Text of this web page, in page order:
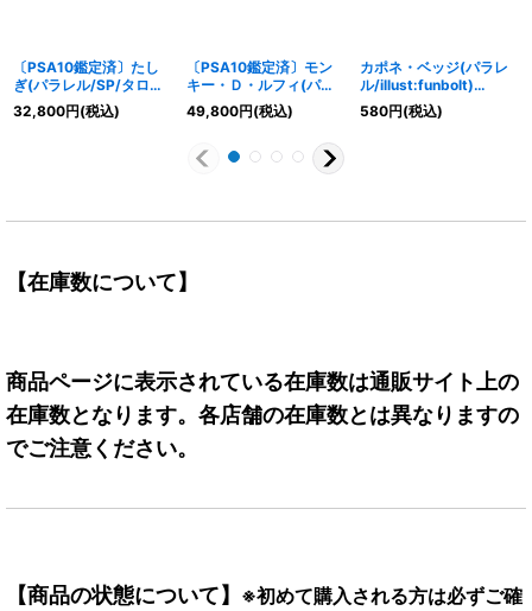
〔PSA10鑑定済〕たし
ぎ(パラレル/SP/タロッ
ト柄)【SP】{EB03-
018}
32,800円(税込)
〔PSA10鑑定済〕モン
キー・Ｄ・ルフィ(パラ
レル/白黒版)【L/P】
{ST29-001}
49,800円(税込)
カポネ・ベッジ(パラレ
ル/illust:funbolt)
【C/P】{ST02-004}
580円(税込)
【在庫数について】
商品ページに表示されている在庫数は通販サイト上の
在庫数となります。各店舗の在庫数とは異なりますの
でご注意ください。
【商品の状態について】 ※初めて購入される方は必ずご確